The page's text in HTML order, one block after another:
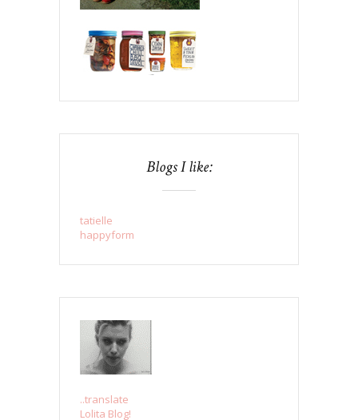
Blogs I like:
tatielle
happyform
..translate
Lolita Blog!